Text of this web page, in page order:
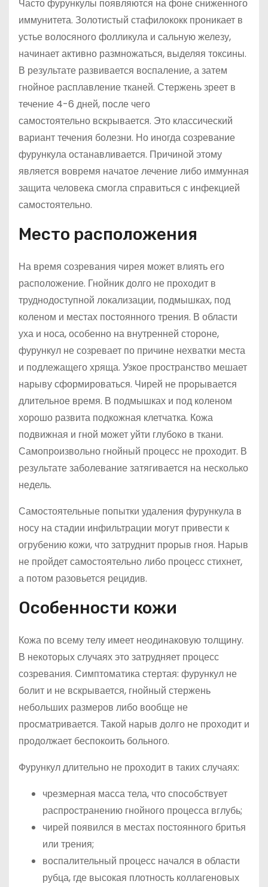
Часто фурункулы появляются на фоне сниженного
иммунитета. Золотистый стафилококк проникает в
устье волосяного фолликула и сальную железу,
начинает активно размножаться, выделяя токсины.
В результате развивается воспаление, а затем
гнойное расплавление тканей. Стержень зреет в
течение 4-6 дней, после чего
самостоятельно вскрывается. Это классический
вариант течения болезни. Но иногда созревание
фурункула останавливается. Причиной этому
является вовремя начатое лечение либо иммунная
защита человека смогла справиться с инфекцией
самостоятельно.
Место расположения
На время созревания чирея может влиять его
расположение. Гнойник долго не проходит в
труднодоступной локализации, подмышках, под
коленом и местах постоянного трения. В области
уха и носа, особенно на внутренней стороне,
фурункул не созревает по причине нехватки места
и подлежащего хряща. Узкое пространство мешает
нарыву сформироваться. Чирей не прорывается
длительное время. В подмышках и под коленом
хорошо развита подкожная клетчатка. Кожа
подвижная и гной может уйти глубоко в ткани.
Самопроизвольно гнойный процесс не проходит. В
результате заболевание затягивается на несколько
недель.
Самостоятельные попытки удаления фурункула в
носу на стадии инфильтрации могут привести к
огрубению кожи, что затруднит прорыв гноя. Нарыв
не пройдет самостоятельно либо процесс стихнет,
а потом разовьется рецидив.
Особенности кожи
Кожа по всему телу имеет неодинаковую толщину.
В некоторых случаях это затрудняет процесс
созревания. Симптоматика стертая: фурункул не
болит и не вскрывается, гнойный стержень
небольших размеров либо вообще не
просматривается. Такой нарыв долго не проходит и
продолжает беспокоить больного.
Фурункул длительно не проходит в таких случаях:
чрезмерная масса тела, что способствует
распространению гнойного процесса вглубь;
чирей появился в местах постоянного бритья
или трения;
воспалительный процесс начался в области
рубца, где высокая плотность коллагеновых